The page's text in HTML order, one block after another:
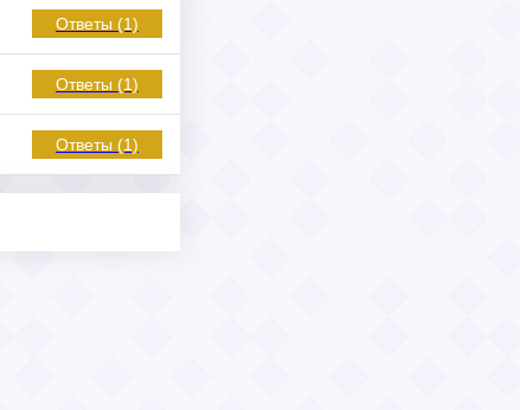
Ответы (1)
Ответы (1)
Ответы (1)